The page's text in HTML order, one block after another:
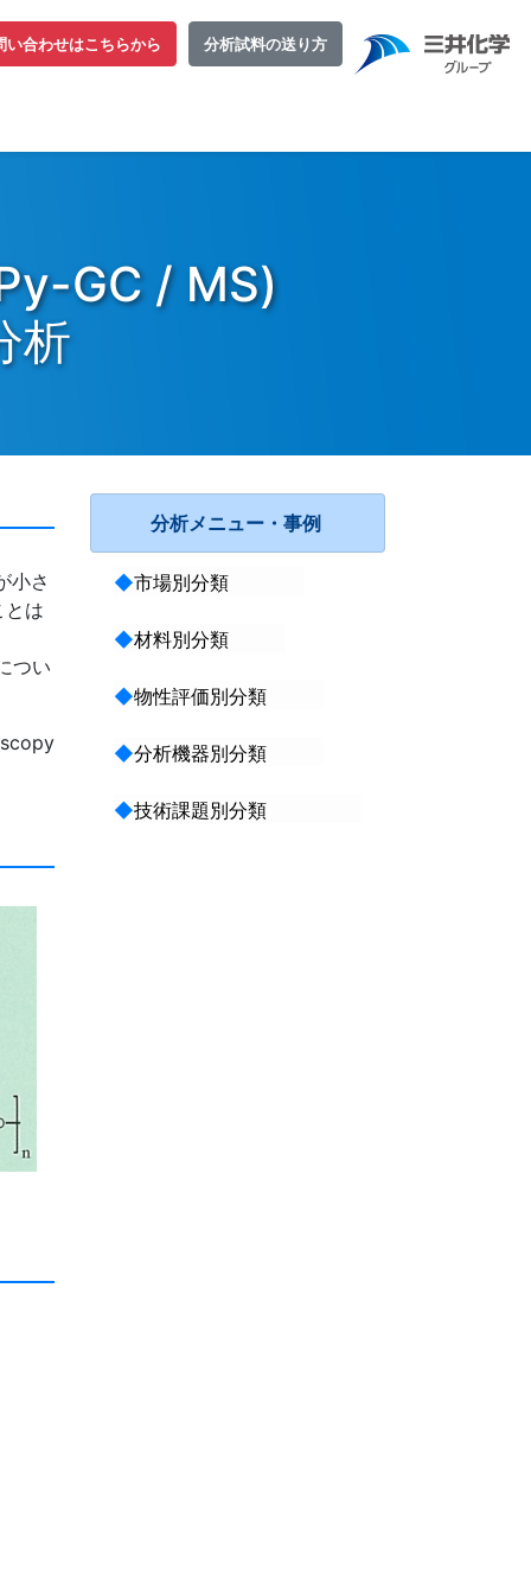
い合わせはこちらから 分析試料の送り方
GC / MS)
析
小さ
とは
つい
分析メニュー・事例
◆市場別分類
◆材料別分類
◆物性評価別分類
◆分析機器別分類
◆技術課題別分類